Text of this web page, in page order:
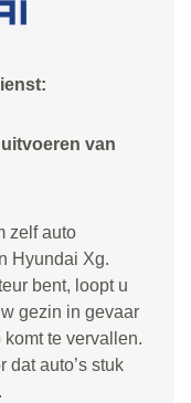
van
zelf auto
Hyundai Xg.
bent, loopt u
gezin in gevaar
te vervallen.
dat auto’s stuk